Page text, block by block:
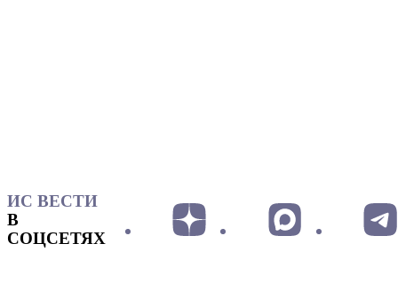
ИС ВЕСТИ
В
СОЦСЕТЯХ